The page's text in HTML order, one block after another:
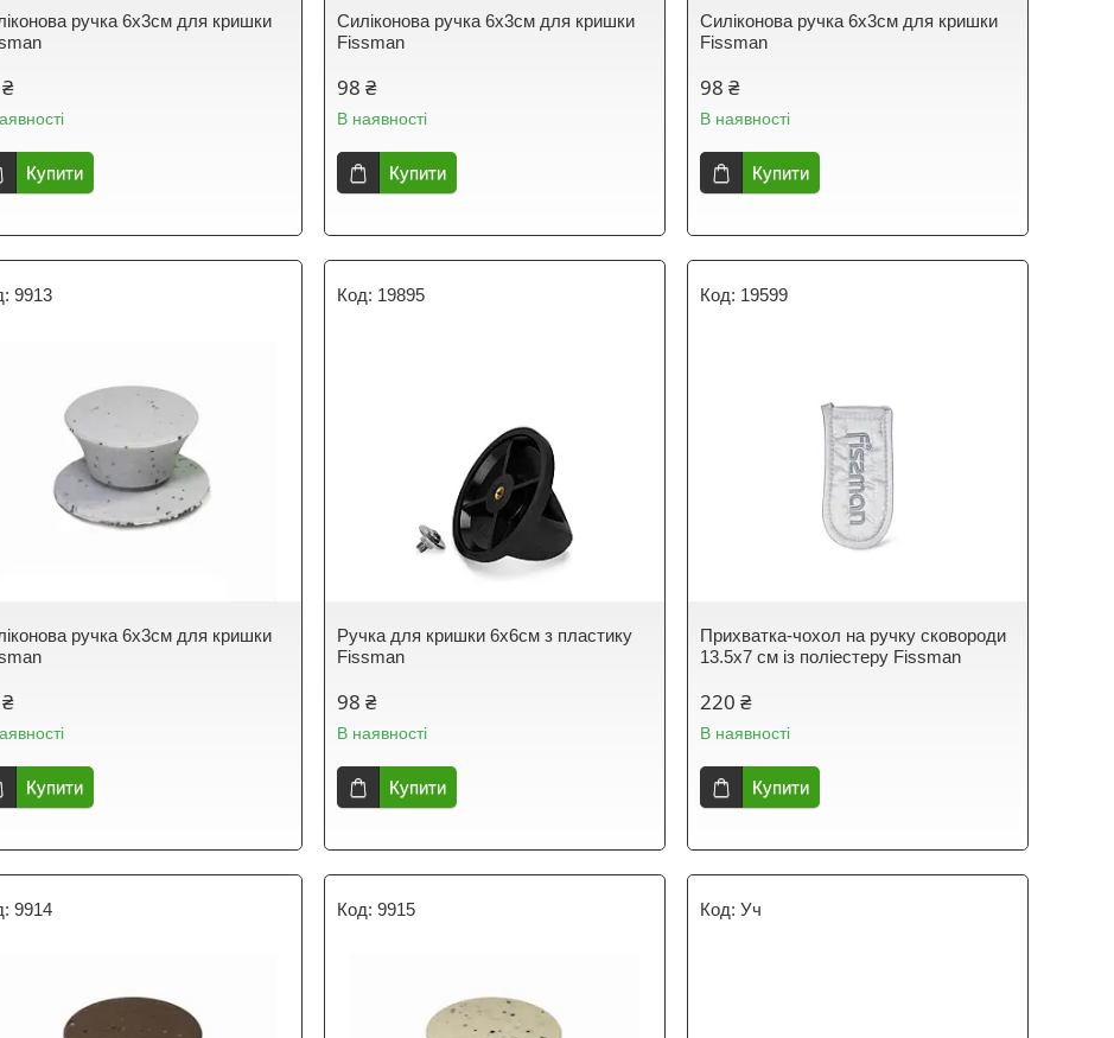
ручка 6х3см для кришки
Купити
Силіконова ручка 6х3см для кришки
Fissman
98 ₴
В наявності
Купити
Силіконова ручка 6х3см для кришки
Fissman
98 ₴
В наявності
Купити
9913
ручка 6х3см для кришки
Купити
19895
Ручка для кришки 6х6см з пластику
Fissman
98 ₴
В наявності
Купити
19599
Прихватка-чохол на ручку сковороди
13.5х7 см із поліестеру Fissman
220 ₴
В наявності
Купити
9914 9915 Уч